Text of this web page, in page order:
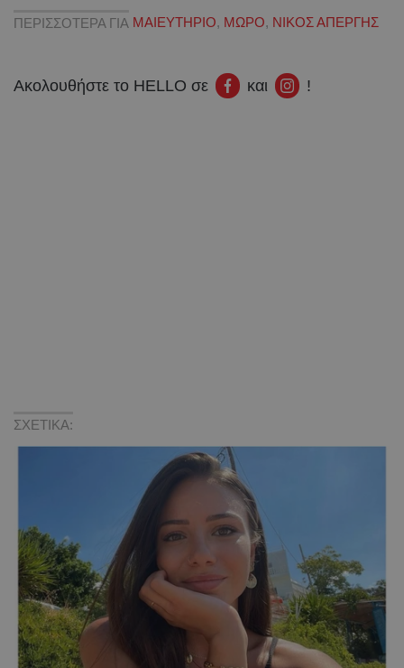
ΠΕΡΙΣΣΟΤΕΡΑ ΓΙΑ ΜΑΙΕΥΤΗΡΙΟ, ΜΩΡΟ, ΝΙΚΟΣ ΑΠΕΡΓΗΣ
Ακολουθήστε το HELLO σε και !
ΣΧΕΤΙΚΑ: